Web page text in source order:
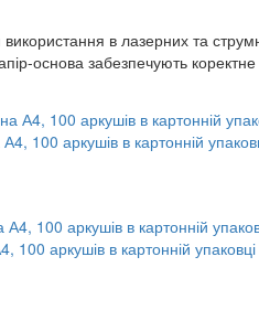
в лазерних та
основа забезпечують
100 аркушів в картонній
аркушів в картонній упаковці